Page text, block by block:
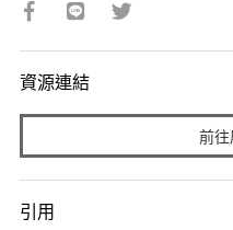
資源連結
前
引用